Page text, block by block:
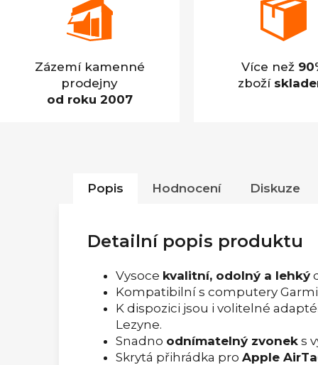
Zázemí kamenné
prodejny
od roku 2007
Více než
zboží
Popis Hodnocení Diskuze
Detailní popis produktu
Vysoce kvalitní, odolný a lehký
Kompatibilní s computery
K dispozici jsou i volitelné
Lezyne.
Snadno odnímatelný zvonek s
Skrytá přihrádka pro Apple